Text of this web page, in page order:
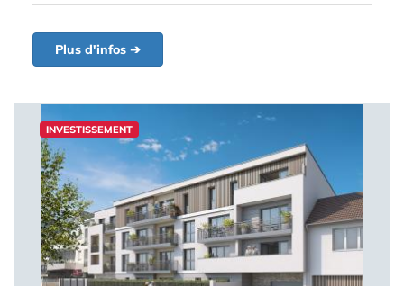
Plus d'infos ➔
INVESTISSEMENT